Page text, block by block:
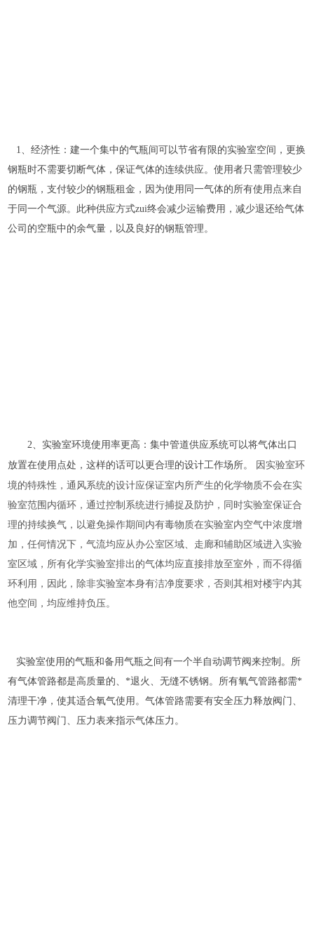
1、经济性：建一个集中的气瓶间可以节省有限的实验室空间，更换
钢瓶时不需要切断气体，保证气体的连续供应。使用者只需管理较少
的钢瓶，支付较少的钢瓶租金，因为使用同一气体的所有使用点来自
于同一个气源。此种供应方式zui终会减少运输费用，减少退还给气体
公司的空瓶中的余气量，以及良好的钢瓶管理。
2、实验室环境使用率更高：集中管道供应系统可以将气体出口
放置在使用点处，这样的话可以更合理的设计工作场所。
因实验室环
境的特殊性，通风系统的设计应保证室内所产生的化学物质不会在实
验室范围内循环，通过控制系统进行捕捉及防护，同时实验室保证合
理的持续换气，以避免操作期间内有毒物质在实验室内空气中浓度增
加，任何情况下，气流均应从办公室区域、走廊和辅助区域进入实验
室区域，所有化学实验室排出的气体均应直接排放至室外，而不得循
环利用，因此，除非实验室本身有洁净度要求，否则其相对楼宇内其
他空间，均应维持负压。
实验室使用的气瓶和备用气瓶之间有一个半自动调节阀来控制。所
有气体管路都是高质量的、*退火、无缝不锈钢。所有氧气管路都需*
清理干净，使其适合氧气使用。气体管路需要有安全压力释放阀门、
压力调节阀门、压力表来指示气体压力。